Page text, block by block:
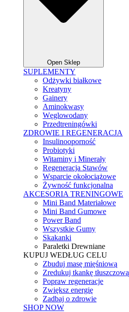
Open Sklep
SUPLEMENTY
Odżywki białkowe
Kreatyny
Gainery
Aminokwasy
Węglowodany
Przedtreningówki
ZDROWIE I REGENERACJA
Insulinooporność
Probiotyki
Witaminy i Minerały
Regeneracja Stawów
Wsparcie okołociążowe
Żywność funkcjonalna
AKCESORIA TRENINGOWE
Mini Band Materiałowe
Mini Band Gumowe
Power Band
Wszystkie Gumy
Skakanki
Paraletki Drewniane
KUPUJ WEDŁUG CELU
Zbuduj masę mięśniową
Zredukuj tkankę tłuszczową
Popraw regeneracje
Zwiększ energię
Zadbaj o zdrowie
SHOP NOW